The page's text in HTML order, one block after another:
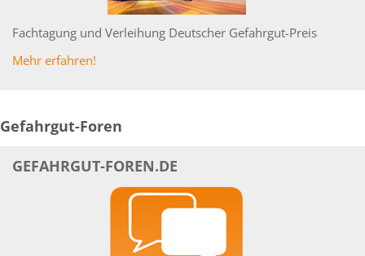
Fachtagung und Verleihung Deutscher Gefahrgut-Preis
Mehr erfahren!
Gefahrgut-Foren
GEFAHRGUT-FOREN.DE